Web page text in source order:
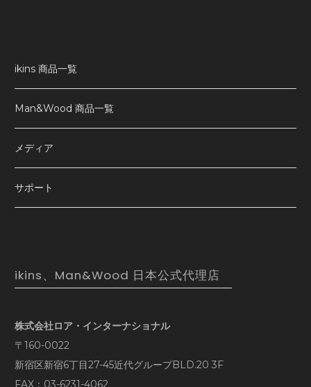
ikins 商品一覧
Man&Wood 商品一覧
メディア
サポート
ikins、Man&Wood 日本公式代理店
株式会社ロア・インターナショナル
〒160-0022
新宿区新宿6丁目27-45近代グループBLD.20 3F
FAX：03-6231-4062